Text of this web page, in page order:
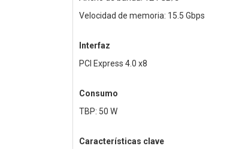
Velocidad de memoria: 15.5 Gbps
Interfaz
PCI Express 4.0 x8
Consumo
TBP: 50 W
Características clave